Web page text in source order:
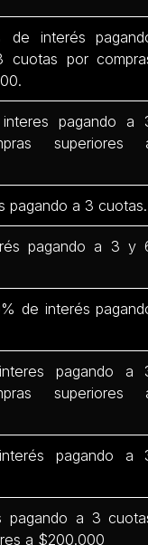
de interés
cuotas por
pagando a
superiores
pagando a 3 cuotas.
pagando a 3 y
de interés
pagando a
superiores
pagando a
pagando a 3
a $200.000